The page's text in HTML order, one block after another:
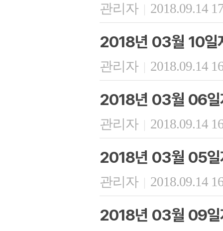
관리자 | 2018.09.14
2018년 03월 10일
관리자 | 2018.09.14
2018년 03월 06일
관리자 | 2018.09.14
2018년 03월 05일
관리자 | 2018.09.14
2018년 03월 09일